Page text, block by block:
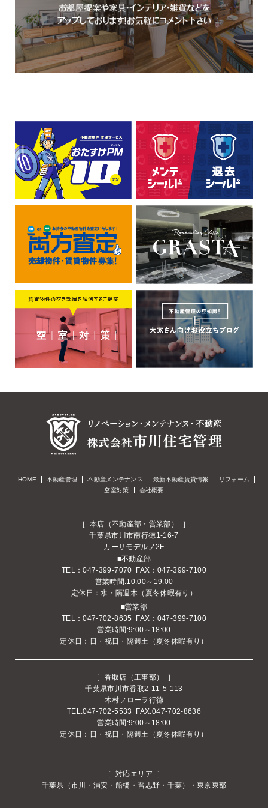
HOME 不動産管理 不動産メンテナンス 最新不動産賃貸情報
リフォーム
空室対策
会社概要
［ 本店（不動産部・営業部） ］
千葉県市川市南行徳1-16-7
カーサモデルノ2F
■不動産部
TEL：047-399-7070 FAX：047-399-7100
営業時間:10:00～19:00
定休日：水・隔週木（夏冬休暇有り）
■営業部
TEL：047-702-8635 FAX：047-399-7100
営業時間:9:00～18:00
定休日：日・祝日・隔週土（夏冬休暇有り）
［ 香取店（工事部） ］
千葉県市川市香取2-11-5-113
木村フローラ行徳
TEL:047-702-5533 FAX:047-702-8636
営業時間:9:00～18:00
定休日：日・祝日・隔週土（夏冬休暇有り）
［ 対応エリア ］
千葉県（市川・浦安・船橋・習志野・千葉）・東京東部